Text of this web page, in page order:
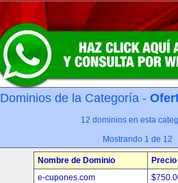
Dominios de la Categoría -
12 dominios en esta
Mostrando 1 de 12
Nombre de Dominio
Precio
e-cupones.com